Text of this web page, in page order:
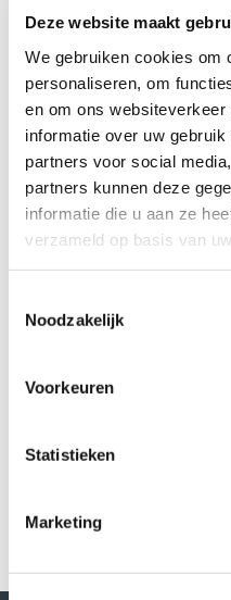
Deze website maakt
We gebruiken cookies om
personaliseren, om
en om ons
informatie over uw
partners voor social
partners kunnen deze
informatie die u aan ze
verzameld op basis van
Noodzakelijk
Voorkeuren
Statistieken
Marketing
clip-path: inset(0 round
up voor hardnekkige
}
/* 2. Dwing de directe rij
onderin mee te buigen */
article.act-post .row,
article.act-post .row *,
article.act-post div {
border-radius: 0 0 16px
}
/* 3. Mocht er een
border-radius: 0 0 16px